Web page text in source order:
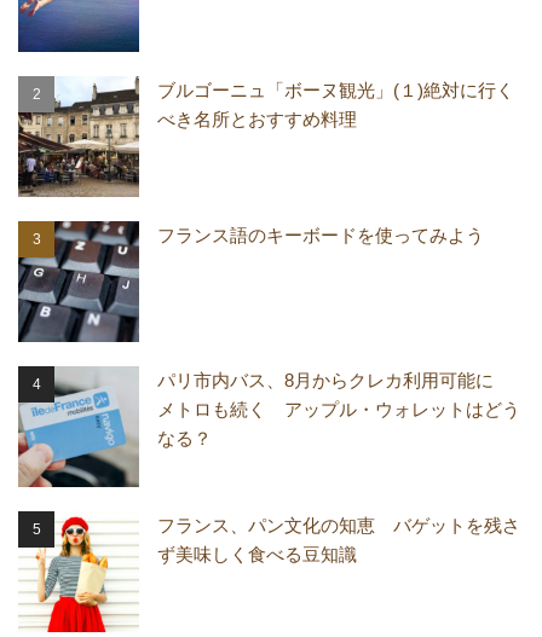
ブルゴーニュ「ボーヌ観光」(１)絶対に行く
べき名所とおすすめ料理
フランス語のキーボードを使ってみよう
パリ市内バス、8月からクレカ利用可能に
メトロも続く アップル・ウォレットはどう
なる？
フランス、パン文化の知恵 バゲットを残さ
ず美味しく食べる豆知識